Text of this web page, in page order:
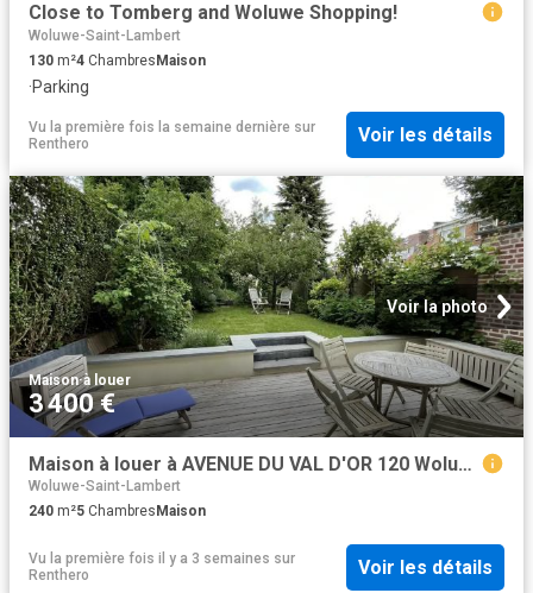
Close to Tomberg and Woluwe Shopping!
Woluwe-Saint-Lambert
130 m²4 ChambresMaison
·Parking
Vu la première fois la semaine dernière sur
Renthero
Voir les détails
Voir la photo
Maison·à louer
3 400 €
Maison à louer à AVENUE DU VAL D'OR 120 Woluwe Saint Lambert
Woluwe-Saint-Lambert
240 m²5 Chambres Maison
Vu la première fois il y a 3 semaines sur
Renthero
Voir les détails